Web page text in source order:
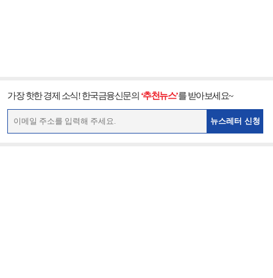
가장 핫한 경제 소식! 한국금융신문의 ‘추천뉴스’를 받아보세요~
뉴스레터 신청